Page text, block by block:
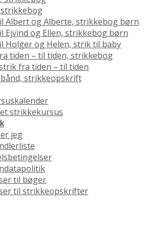
strikkebog
Albert og Alberte, strikkebog børn
Ejvind og Ellen, strikkebog børn
Holger og Helen, strik til baby
tiden – til tiden, strikkebog
fra tiden – til tiden
strikkeopskrift
strikkekursus
jeg
til bøger
til strikkeopskrifter